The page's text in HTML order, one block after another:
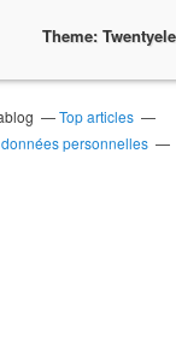
Theme:
Top articles
personnelles